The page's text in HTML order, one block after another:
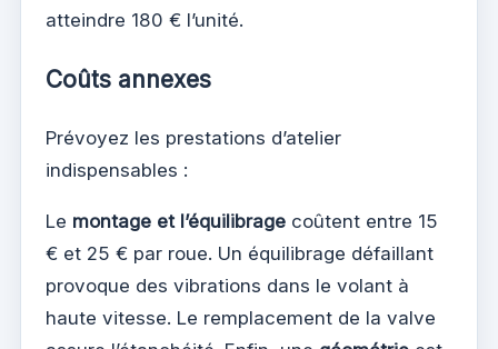
atteindre 180 € l’unité.
Coûts annexes
Prévoyez les prestations d’atelier
indispensables :
Le montage et l’équilibrage coûtent entre 15
€ et 25 € par roue. Un équilibrage défaillant
provoque des vibrations dans le volant à
haute vitesse. Le remplacement de la valve